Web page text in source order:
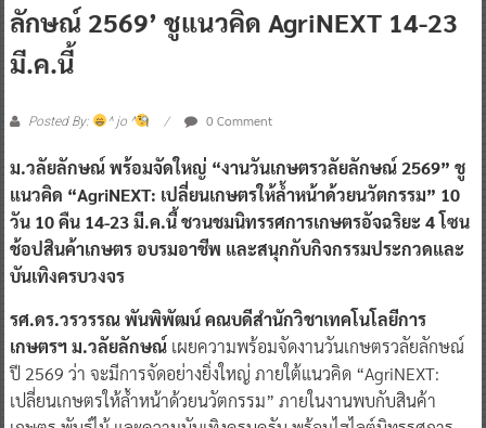
ลักษณ์ 2569’ ชูแนวคิด AgriNEXT 14-23
มี.ค.นี้
Posted By: ^ jo ^ 0 Comment
ม.วลัยลักษณ์ พร้อมจัดใหญ่ “งานวันเกษตรวลัยลักษณ์ 2569” ชู
แนวคิด “AgriNEXT: เปลี่ยนเกษตรให้ล้ำหน้าด้วยนวัตกรรม” 10
วัน 10 คืน 14-23 มี.ค.นี้ ชวนชมนิทรรศการเกษตรอัจฉริยะ 4 โซน
ช้อปสินค้าเกษตร อบรมอาชีพ และสนุกกับกิจกรรมประกวดและ
บันเทิงครบวงจร
รศ.ดร.วรวรรณ พันพิพัฒน์ คณบดีสำนักวิชาเทคโนโลยีการ
เกษตรฯ ม.วลัยลักษณ์เผยความพร้อมจัดงานวันเกษตรวลัยลักษณ์
ปี 2569 ว่า จะมีการจัดอย่างยิ่งใหญ่ ภายใต้แนวคิด “AgriNEXT:
เปลี่ยนเกษตรให้ล้ำหน้าด้วยนวัตกรรม” ภายในงานพบกับสินค้า